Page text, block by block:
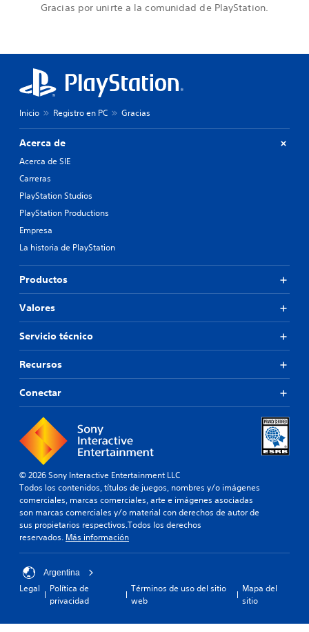
Gracias por unirte a la comunidad de PlayStation.
Inicio Registro en PC Gracias
Acerca de
Acerca de SIE
Carreras
PlayStation Studios
PlayStation Productions
Empresa
La historia de PlayStation
Productos
Valores
Servicio técnico
Recursos
Conectar
© 2026 Sony Interactive Entertainment LLC
Todos los contenidos, títulos de juegos, nombres y/o imágenes
comerciales, marcas comerciales, arte e imágenes asociadas
son marcas comerciales y/o material con derechos de autor de
sus propietarios respectivos.Todos los derechos
reservados. Más información
Argentina
Legal
Política de
privacidad
Términos de uso del sitio
web
Mapa del
sitio